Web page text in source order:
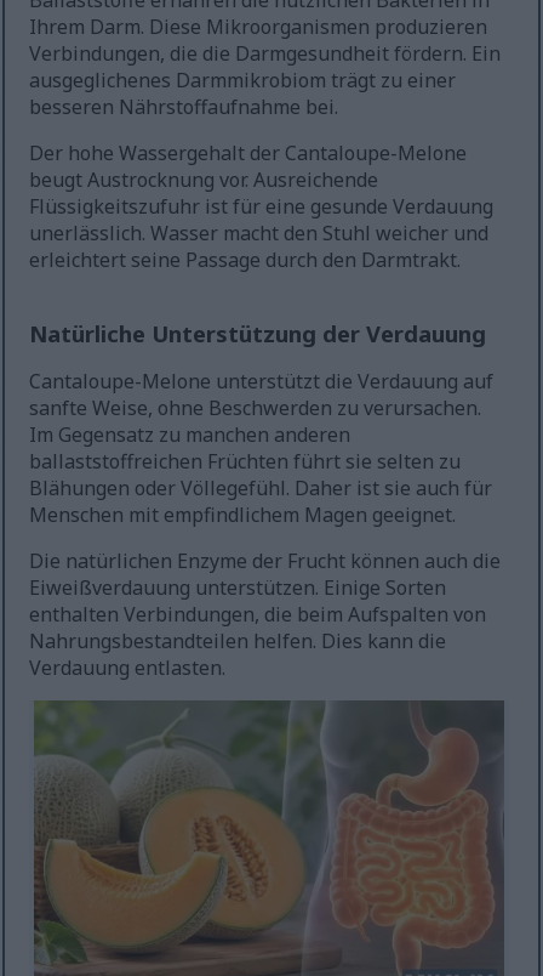
Ihrem Darm. Diese Mikroorganismen produzieren
Verbindungen, die die Darmgesundheit fördern. Ein
ausgeglichenes Darmmikrobiom trägt zu einer
besseren Nährstoffaufnahme bei.
Der hohe Wassergehalt der Cantaloupe-Melone
beugt Austrocknung vor. Ausreichende
Flüssigkeitszufuhr ist für eine gesunde Verdauung
unerlässlich. Wasser macht den Stuhl weicher und
erleichtert seine Passage durch den Darmtrakt.
Natürliche Unterstützung der Verdauung
Cantaloupe-Melone unterstützt die Verdauung auf
sanfte Weise, ohne Beschwerden zu verursachen.
Im Gegensatz zu manchen anderen
ballaststoffreichen Früchten führt sie selten zu
Blähungen oder Völlegefühl. Daher ist sie auch für
Menschen mit empfindlichem Magen geeignet.
Die natürlichen Enzyme der Frucht können auch die
Eiweißverdauung unterstützen. Einige Sorten
enthalten Verbindungen, die beim Aufspalten von
Nahrungsbestandteilen helfen. Dies kann die
Verdauung entlasten.